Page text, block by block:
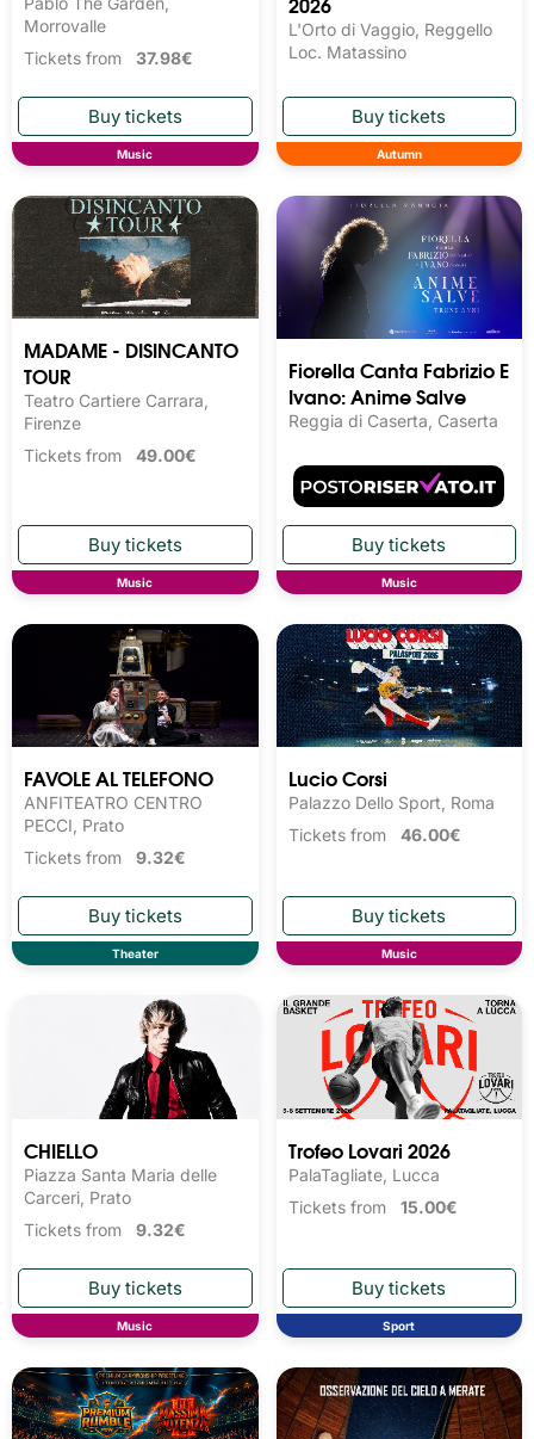
Morrovalle
Tickets from 37.98€
Music
L'Orto di Vaggio, Reggello
Loc. Matassino
Autumn
MADAME - DISINCANTO
TOUR
Teatro Cartiere Carrara,
Firenze
Tickets from 49.00€
Music
Fiorella Canta Fabrizio E
Ivano: Anime Salve
Reggia di Caserta, Caserta
Music
FAVOLE AL TELEFONO
ANFITEATRO CENTRO
PECCI, Prato
Tickets from 9.32€
Theater
Lucio Corsi
Palazzo Dello Sport, Roma
Tickets from 46.00€
Music
CHIELLO
Piazza Santa Maria delle
Carceri, Prato
Tickets from 9.32€
Music
Trofeo Lovari 2026
PalaTagliate, Lucca
Tickets from 15.00€
Sport